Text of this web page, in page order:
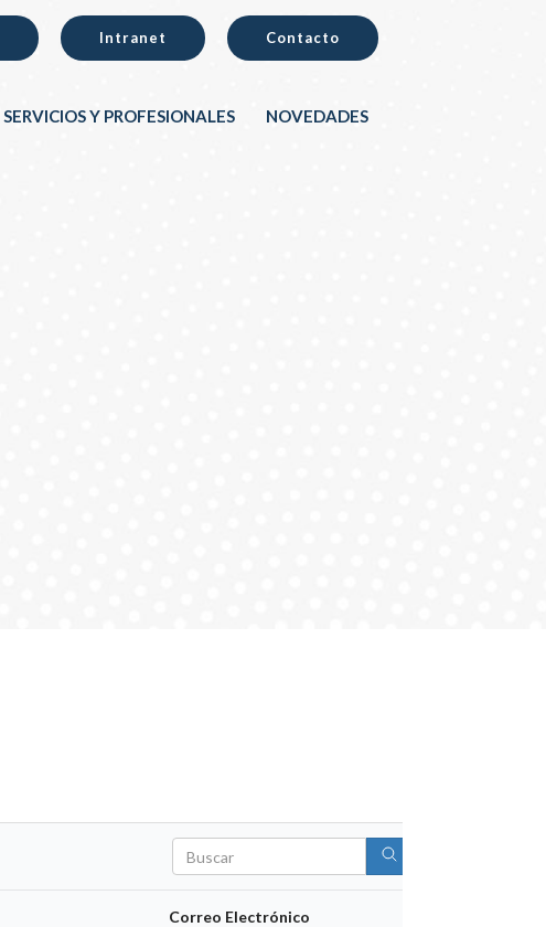
Intranet Contacto
SERVICIOS Y PROFESIONALES NOVEDADES
Search
Correo Electrónico